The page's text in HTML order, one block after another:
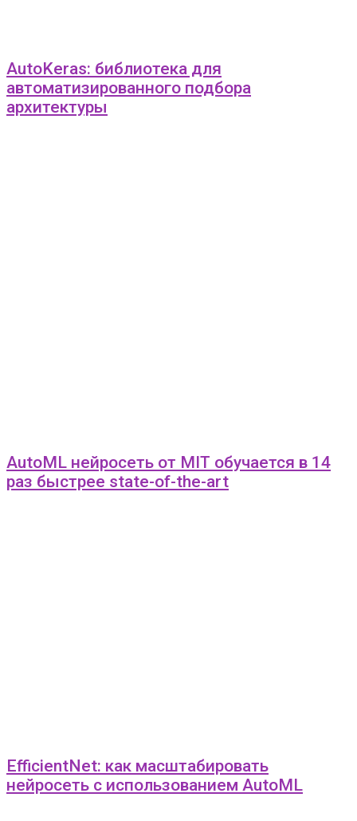
AutoKeras: библиотека для
автоматизированного подбора
архитектуры
AutoML нейросеть от MIT обучается в 14
раз быстрее state-of-the-art
EfficientNet: как масштабировать
нейросеть с использованием AutoML